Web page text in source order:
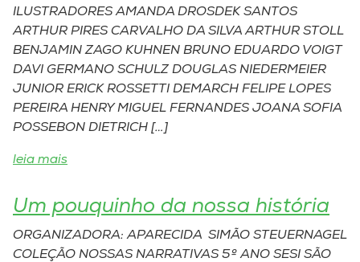
ILUSTRADORES AMANDA DROSDEK SANTOS
ARTHUR PIRES CARVALHO DA SILVA ARTHUR STOLL
BENJAMIN ZAGO KUHNEN BRUNO EDUARDO VOIGT
DAVI GERMANO SCHULZ DOUGLAS NIEDERMEIER
JUNIOR ERICK ROSSETTI DEMARCH FELIPE LOPES
PEREIRA HENRY MIGUEL FERNANDES JOANA SOFIA
POSSEBON DIETRICH […]
leia mais
Um pouquinho da nossa história
ORGANIZADORA: APARECIDA SIMÃO STEUERNAGEL
COLEÇÃO NOSSAS NARRATIVAS 5º ANO SESI SÃO